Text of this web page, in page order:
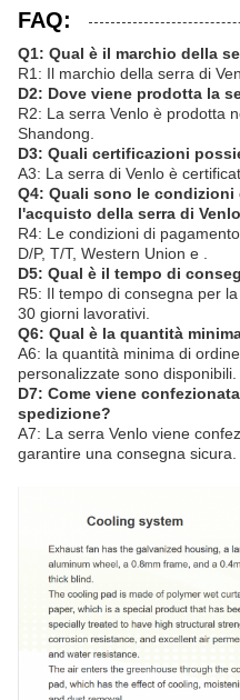
FAQ:
Q1: Qual è il marchio della
R1: Il marchio della serra di
D2: Dove viene prodotta la
R2: La serra Venlo è prodotta
Shandong.
D3: Quali certificazioni
A3: La serra di Venlo è
Q4: Quali sono le
l'acquisto della serra di
R4: Le condizioni di
D/P, T/T, Western Union e .
D5: Qual è il tempo di
R5: Il tempo di consegna per
30 giorni lavorativi.
Q6: Qual è la quantità
A6: la quantità minima di
personalizzate sono disponibili.
D7: Come viene
spedizione?
A7: La serra Venlo viene
garantire una consegna sicura.